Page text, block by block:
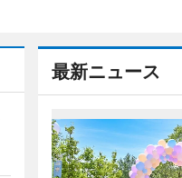
最新ニュース